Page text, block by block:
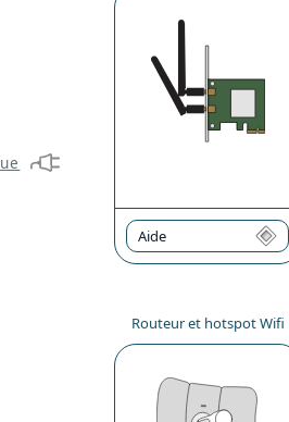
Aide
Routeur et hotspot Wifi